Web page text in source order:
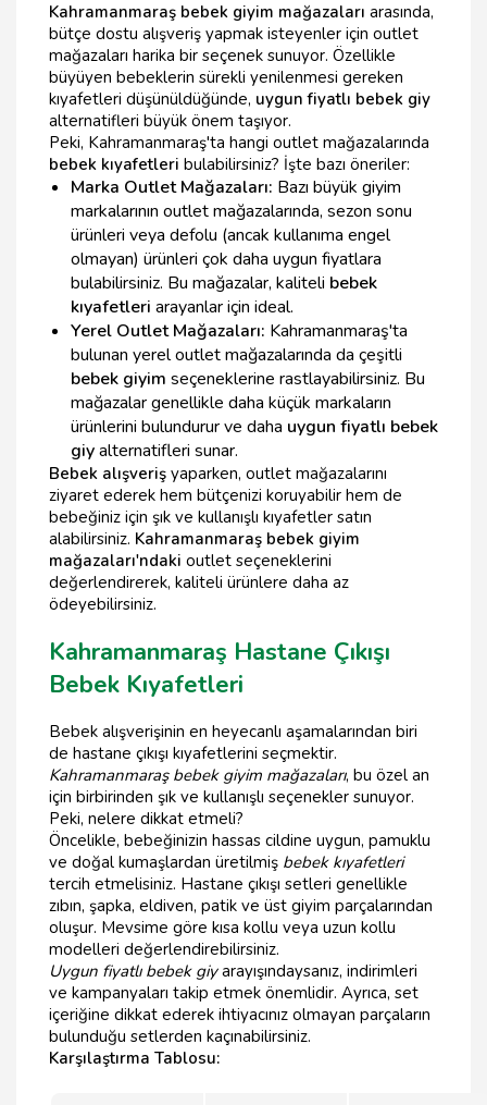
Kahramanmaraş bebek giyim mağazaları arasında,
bütçe dostu alışveriş yapmak isteyenler için outlet
mağazaları harika bir seçenek sunuyor. Özellikle
büyüyen bebeklerin sürekli yenilenmesi gereken
kıyafetleri düşünüldüğünde, uygun fiyatlı bebek giy
alternatifleri büyük önem taşıyor.
Peki, Kahramanmaraş'ta hangi outlet mağazalarında
bebek kıyafetleri bulabilirsiniz? İşte bazı öneriler:
Marka Outlet Mağazaları: Bazı büyük giyim
markalarının outlet mağazalarında, sezon sonu
ürünleri veya defolu (ancak kullanıma engel
olmayan) ürünleri çok daha uygun fiyatlara
bulabilirsiniz. Bu mağazalar, kaliteli bebek
kıyafetleri arayanlar için ideal.
Yerel Outlet Mağazaları: Kahramanmaraş'ta
bulunan yerel outlet mağazalarında da çeşitli
bebek giyim seçeneklerine rastlayabilirsiniz. Bu
mağazalar genellikle daha küçük markaların
ürünlerini bulundurur ve daha uygun fiyatlı bebek
giyalternatifleri sunar.
Bebek alışveriş yaparken, outlet mağazalarını
ziyaret ederek hem bütçenizi koruyabilir hem de
bebeğiniz için şık ve kullanışlı kıyafetler satın
alabilirsiniz. Kahramanmaraş bebek giyim
mağazaları'ndaki outlet seçeneklerini
değerlendirerek, kaliteli ürünlere daha az
ödeyebilirsiniz.
Kahramanmaraş Hastane Çıkışı
Bebek Kıyafetleri
Bebek alışverişinin en heyecanlı aşamalarından biri
de hastane çıkışı kıyafetlerini seçmektir.
Kahramanmaraş bebek giyim mağazaları, bu özel an
için birbirinden şık ve kullanışlı seçenekler sunuyor.
Peki, nelere dikkat etmeli?
Öncelikle, bebeğinizin hassas cildine uygun, pamuklu
ve doğal kumaşlardan üretilmiş bebek kıyafetleri
tercih etmelisiniz. Hastane çıkışı setleri genellikle
zıbın, şapka, eldiven, patik ve üst giyim parçalarından
oluşur. Mevsime göre kısa kollu veya uzun kollu
modelleri değerlendirebilirsiniz.
Uygun fiyatlı bebek giyarayışındaysanız, indirimleri
ve kampanyaları takip etmek önemlidir. Ayrıca, set
içeriğine dikkat ederek ihtiyacınız olmayan parçaların
bulunduğu setlerden kaçınabilirsiniz.
Karşılaştırma Tablosu: